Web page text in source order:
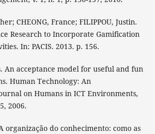
CHEONG, France; FILIPPOU, Justin.
Research to Incorporate Gamification
In: PACIS. 2013. p. 156.
An acceptance model for useful and fun
Human Technology: An
on Humans in ICT Environments,
2006.
organização do conhecimento: como as